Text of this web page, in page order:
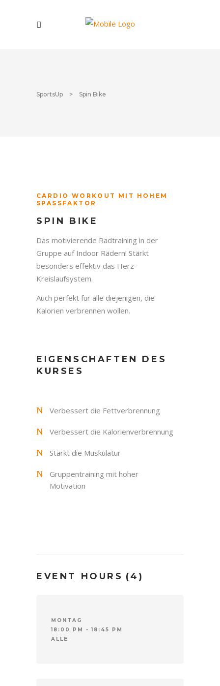
SportsUp > Spin Bike
CARDIO WORKOUT MIT HOHEM
SPASSFAKTOR
SPIN BIKE
Das motivierende Radtraining in der
Gruppe auf Indoor Rädern! Stärkt
besonders effektiv das Herz-
Kreislaufsystem.
Auch perfekt für alle diejenigen, die
Kalorien verbrennen wollen.
EIGENSCHAFTEN DES
KURSES
Verbessert die Fettverbrennung
Verbessert die Kalorienverbrennung
Stärkt die Muskulatur
Gruppentraining mit hoher
Motivation
EVENT HOURS (4)
MONTAG
18:00 PM - 18:45 PM
ALLE